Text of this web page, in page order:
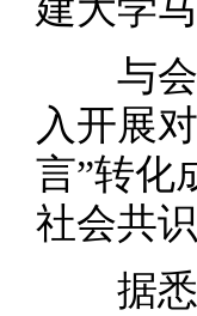
建大学
与会
入开展
言”转化
社会共
据悉